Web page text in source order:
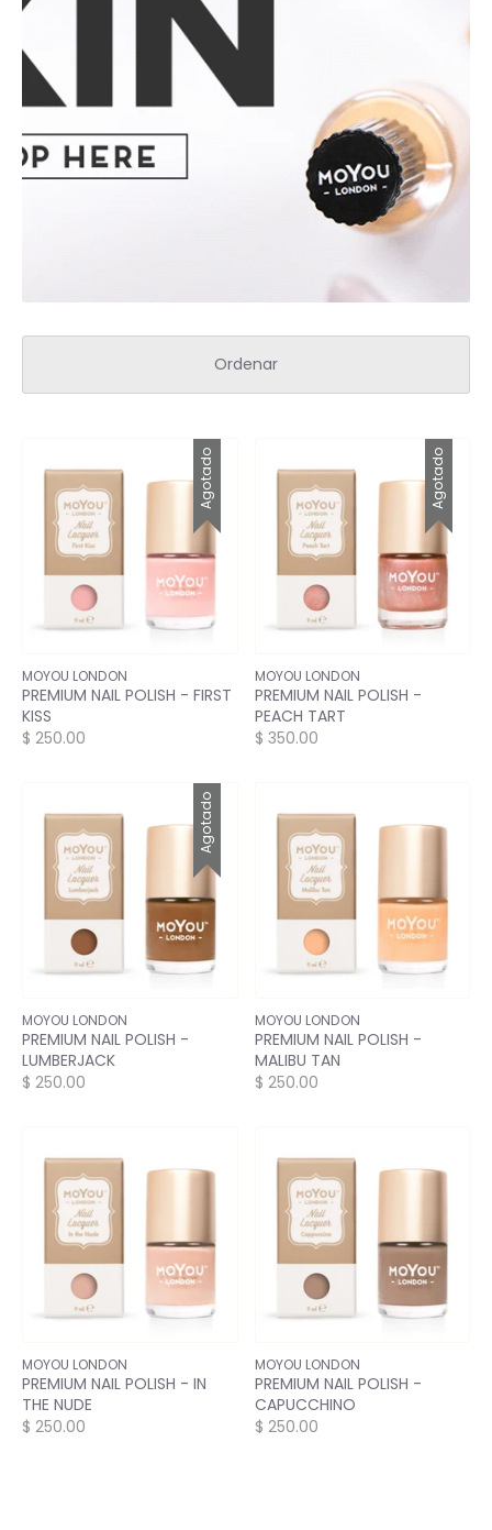
Herramientas
Spa para Manos y Pies
Tintas y Gel para estampar
Accesorios y estampadores
Ordenar
Agotado
MOYOU LONDON
PREMIUM NAIL POLISH - FIRST
KISS
$ 250.00
Agotado
MOYOU LONDON
PREMIUM NAIL POLISH -
PEACH TART
$ 350.00
Agotado
MOYOU LONDON
PREMIUM NAIL POLISH -
LUMBERJACK
$ 250.00
MOYOU LONDON
PREMIUM NAIL POLISH -
MALIBU TAN
$ 250.00
MOYOU LONDON
PREMIUM NAIL POLISH - IN
THE NUDE
$ 250.00
MOYOU LONDON
PREMIUM NAIL POLISH -
CAPUCCHINO
$ 250.00